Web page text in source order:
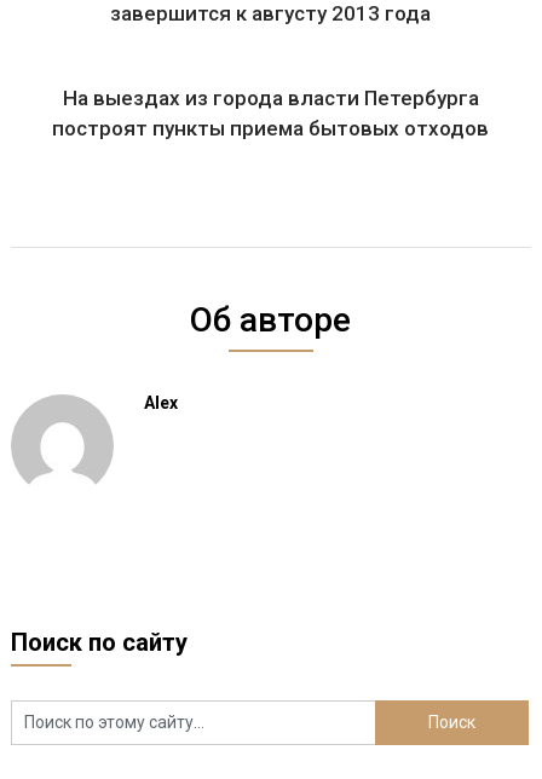
завершится к августу 2013 года
На выездах из города власти Петербурга
построят пункты приема бытовых отходов
Об авторе
Alex
Поиск по сайту